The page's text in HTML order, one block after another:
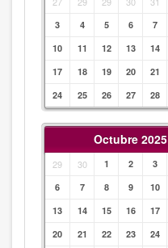
3
4 5 6 7
10
11 12 13 14
17
18 19 20 21
24
25 26 27 28
Octubre 2025
29 30 1 2 3
6
7 8 9 10
13
14 15 16 17
20
21 22 23 24